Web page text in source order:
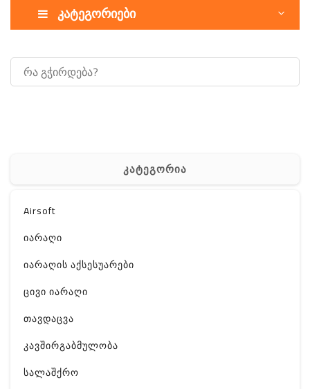
კატეგორიები
კატეგორია
Airsoft
იარაღი
იარაღის აქსესუარები
ცივი იარაღი
თავდაცვა
კავშირგაბმულობა
სალაშქრო